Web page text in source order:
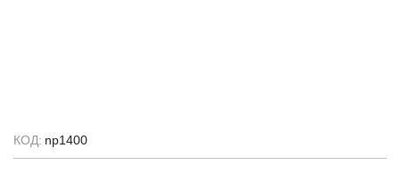
КОД: np1400